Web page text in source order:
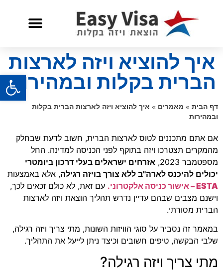
איך להוציא ויזה לארצות
הברית בקלות ובמהירות
דף הבית » מאמרים » איך להוציא ויזה לארצות הברית בקלות
ובמהירות
אם אתם מתכננים לטוס לארצות הברית, חשוב לדעת שבחלק
מהמקרים תצטרכו ויזה בתוקף לפני הכניסה למדינה. החל
מספטמבר 2023,
אזרחים ישראלים בעלי דרכון ביומטרי
יכולים להיכנס לארה"ב ללא צורך בויזה רגילה, אלא באמצעות
ESTA – אישור כניסה אלקטרוני
. עם זאת, לא כולם זכאים לכך,
וישנם מצבים שבהם עדיין נדרש תהליך הוצאת ויזה לארצות
הברית מסורתי.
במאמר זה נסביר על סוגי הוויזות השונות, מתי צריך ויזה רגילה,
שלבי הבקשה, טיפים חשובים וכיצד ניתן לייעל את התהליך.
מתי צריך ויזה רגילה?